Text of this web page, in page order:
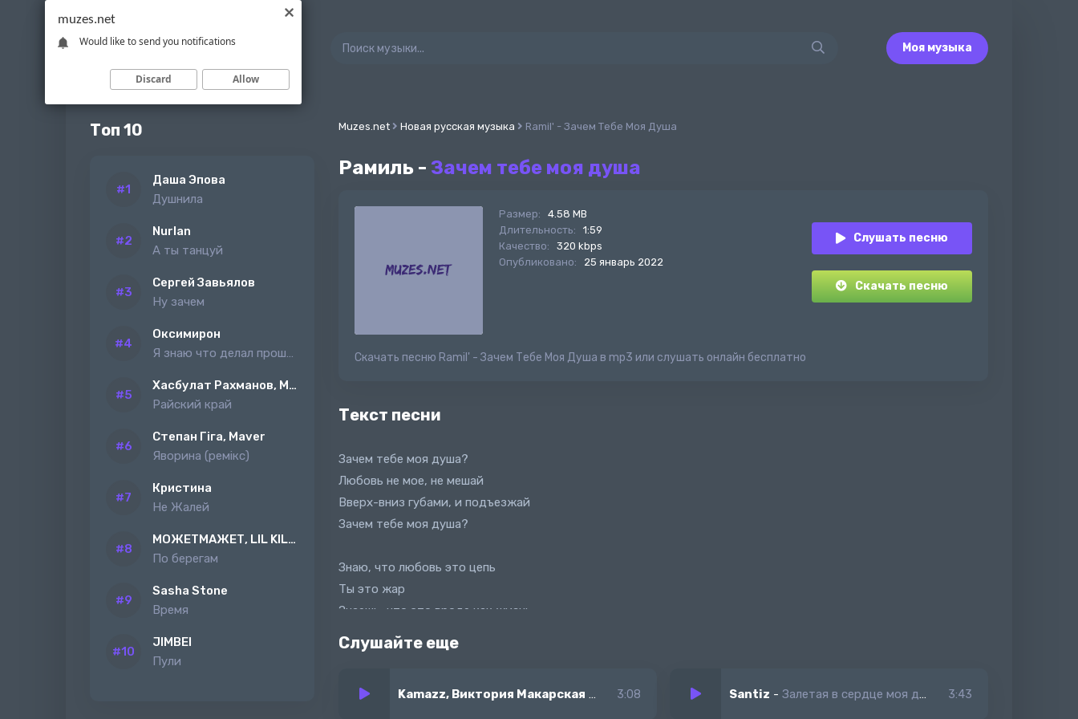
Моя музыка
Топ 10
Даша Эпова
Душнила
Nurlan
А ты танцуй
Сергей Завьялов
Ну зачем
Оксимирон
Я знаю что делал прошлым летом
Хасбулат Рахманов, MAGAS
Райский край
Степан Гіга, Maver
Яворина (ремiкс)
Кристина
Не Жалей
МОЖЕТМАЖЕТ, LIL KILAH
По берегам
Sasha Stone
Время
JIMBEI
Пули
Muzes.net Новая русская музыка Ramil' - Зачем Тебе Моя Душа
Рамиль - Зачем тебе моя душа
Размер:
4.58 MB
Длительность:
1:59
Качество:
320 kbps
Опубликовано:
25 январь 2022
Слушать песню
Скачать песню
Скачать песню Ramil' - Зачем Тебе Моя Душа в mp3 или слушать онлайн бесплатно
Текст песни
Зачем тебе моя душа?
Любовь не мое, не мешай
Вверх-вниз губами, и подъезжай
Зачем тебе моя душа?
Знаю, что любовь это цепь
Ты это жар
Знаешь, что это вроде как жизнь
Но не душа
Или танцевать до утра
Слушайте еще
Kamazz, Виктория Макарская Болит душа
3:08 Santiz -Залетая в сердце моя душа уже давно не та 3:43
muzes.net
Would like to send you notifications
Discard Allow